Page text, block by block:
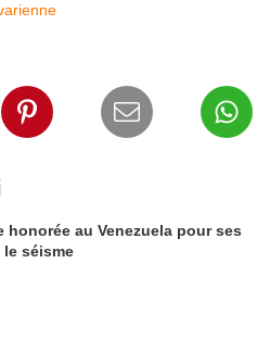
au Venezuela pour ses
séisme